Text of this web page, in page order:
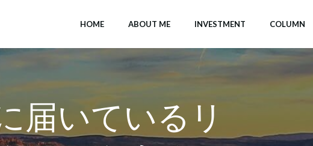
HOME ABOUT ME INVESTMENT COLUMN
届いているリ